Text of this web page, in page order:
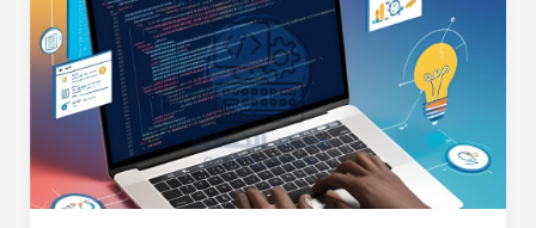
اتجاهات
البرمجة
الحديثة؟